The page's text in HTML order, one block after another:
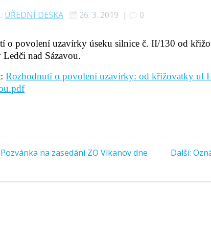
ÚŘEDNÍ DESKA 26. 3. 2019 | 0
o povolení uzavírky úseku silnice č. II/130 od
nad Sázavou.
Rozhodnutí o povolení uzavírky: od křižovatky ul
Předchozí
Pozvánka na zasedání ZO Vlkanov dne
Další: